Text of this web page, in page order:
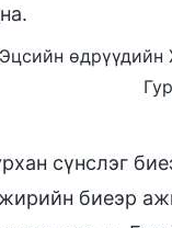
өдрүүдийн
сүнслэг
биеэр